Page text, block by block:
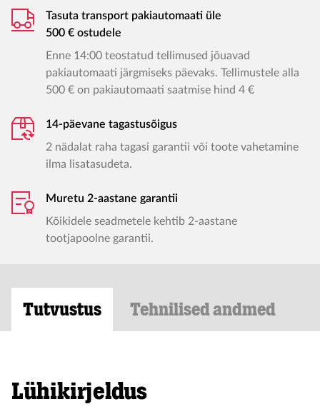
Tasuta transport pakiautomaati üle
500 € ostudele
Enne 14:00 teostatud tellimused jõuavad
pakiautomaati järgmiseks päevaks. Tellimustele alla
500 € on pakiautomaati saatmise hind 4 €
14-päevane tagastusõigus
2 nädalat raha tagasi garantii või toote vahetamine
ilma lisatasudeta.
Muretu 2-aastane garantii
Kõikidele seadmetele kehtib 2-aastane
tootjapoolne garantii.
Tutvustus Tehnilised andmed
Lühikirjeldus